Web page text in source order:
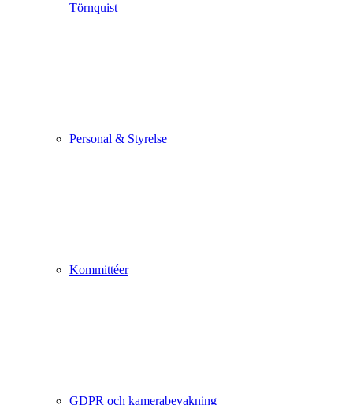
Törnquist
Personal & Styrelse
Kommittéer
GDPR och kamerabevakning